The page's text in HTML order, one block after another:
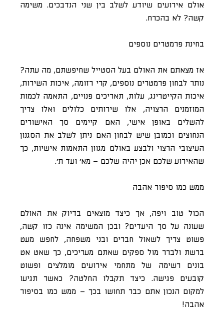
אולם אירועים שיודע לשלב בין שני הנדבכים. משימה
קשה? לא בהכרח.
בחינת פרמטרים נוספים
אז מצאתם את האולם בעל הסטייל שחיפשתם, מה עתה?
נותר לבחון פרמטרים נוספים, קרי רזומה, איכות השירות,
איכות הקייטרינג, עלות, תאריכים פנויים, התאמה לכמות
המוזמנים הרצויה, אלו שירותים כלולים ואלו צריך
להשלים באופן אישי, האם קיימים סך האישורים
הנחוצים וכמובן שיש לבחון האם ניתן לשלב את הסגנון
העיצובי הרצוי ולבצע באולם מגוון התאמות אישיות, כך
שהאירוע שלכם אכן יהיה שלכם – מא’ ועד ת’.
ממש כמו סיפור אהבה
הכול טוב ויפה, אך כיצד מוצאים בדיוק את האולם
שעונה על סך היעדים? ובכן המשימה אינה כזו קשה,
פשוט צריך לשאול חברים ובני משפחה, לחפש מעט
ברשת ולברר מול ספקים שאתם מעריכים, כך שאט אט
בונים רשימה של מתחמי אירועים מומלצים ופשוט
קובעים פגישה. כיצד תקבלו החלטה? כאשר תגיעו
למקום הנכון אתם כבר תחושו בכך – ממש כמו בסיפור
אהבה!